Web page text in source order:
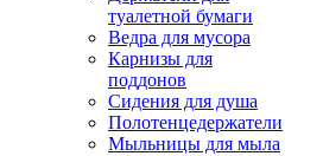
туалетной бумаги
Ведра для мусора
Карнизы для
поддонов
Сидения для душа
Полотенцедержатели
Мыльницы для мыла